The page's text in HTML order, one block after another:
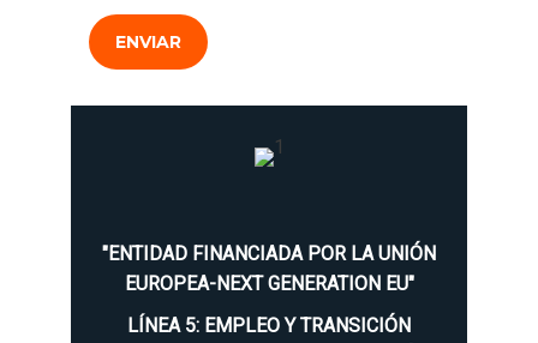
ENVIAR
"ENTIDAD FINANCIADA POR LA UNIÓN
EUROPEA-NEXT GENERATION EU"
LÍNEA 5: EMPLEO Y TRANSICIÓN